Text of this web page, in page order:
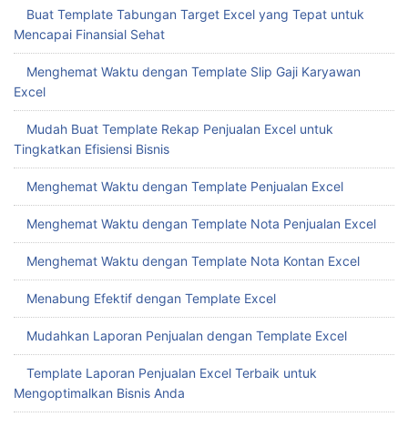
Buat Template Tabungan Target Excel yang Tepat untuk
Mencapai Finansial Sehat
Menghemat Waktu dengan Template Slip Gaji Karyawan
Excel
Mudah Buat Template Rekap Penjualan Excel untuk
Tingkatkan Efisiensi Bisnis
Menghemat Waktu dengan Template Penjualan Excel
Menghemat Waktu dengan Template Nota Penjualan Excel
Menghemat Waktu dengan Template Nota Kontan Excel
Menabung Efektif dengan Template Excel
Mudahkan Laporan Penjualan dengan Template Excel
Template Laporan Penjualan Excel Terbaik untuk
Mengoptimalkan Bisnis Anda